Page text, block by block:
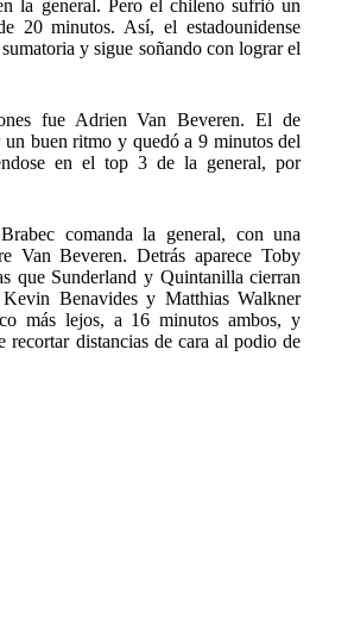
la general. Pero el chileno sufrió un
20 minutos. Así, el estadounidense
y sigue soñando con lograr el
fue Adrien Van Beveren. El de
un buen ritmo y quedó a 9 minutos del
en el top 3 de la general, por
comanda la general, con una
Van Beveren. Detrás aparece Toby
que Sunderland y Quintanilla cierran
Benavides y Matthias Walkner
más lejos, a 16 minutos ambos, y
recortar distancias de cara al podio de